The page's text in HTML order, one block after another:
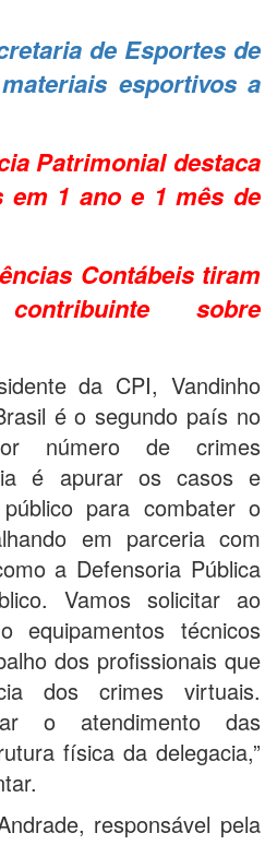
de Esportes de
esportivos a
Patrimonial destaca
em 1 ano e 1 mês de
Contábeis tiram
sobre
da CPI, Vandinho
é o segundo país no
número de crimes
é apurar os casos e
para combater o
em parceria com
a Defensoria Pública
Vamos solicitar ao
equipamentos técnicos
dos profissionais que
dos crimes virtuais.
o atendimento das
física da delegacia,”
responsável pela